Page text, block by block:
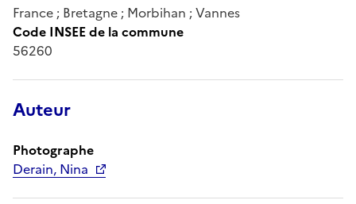
France ; Bretagne ; Morbihan ; Vannes
Code INSEE de la commune
56260
Auteur
Photographe
Derain, Nina